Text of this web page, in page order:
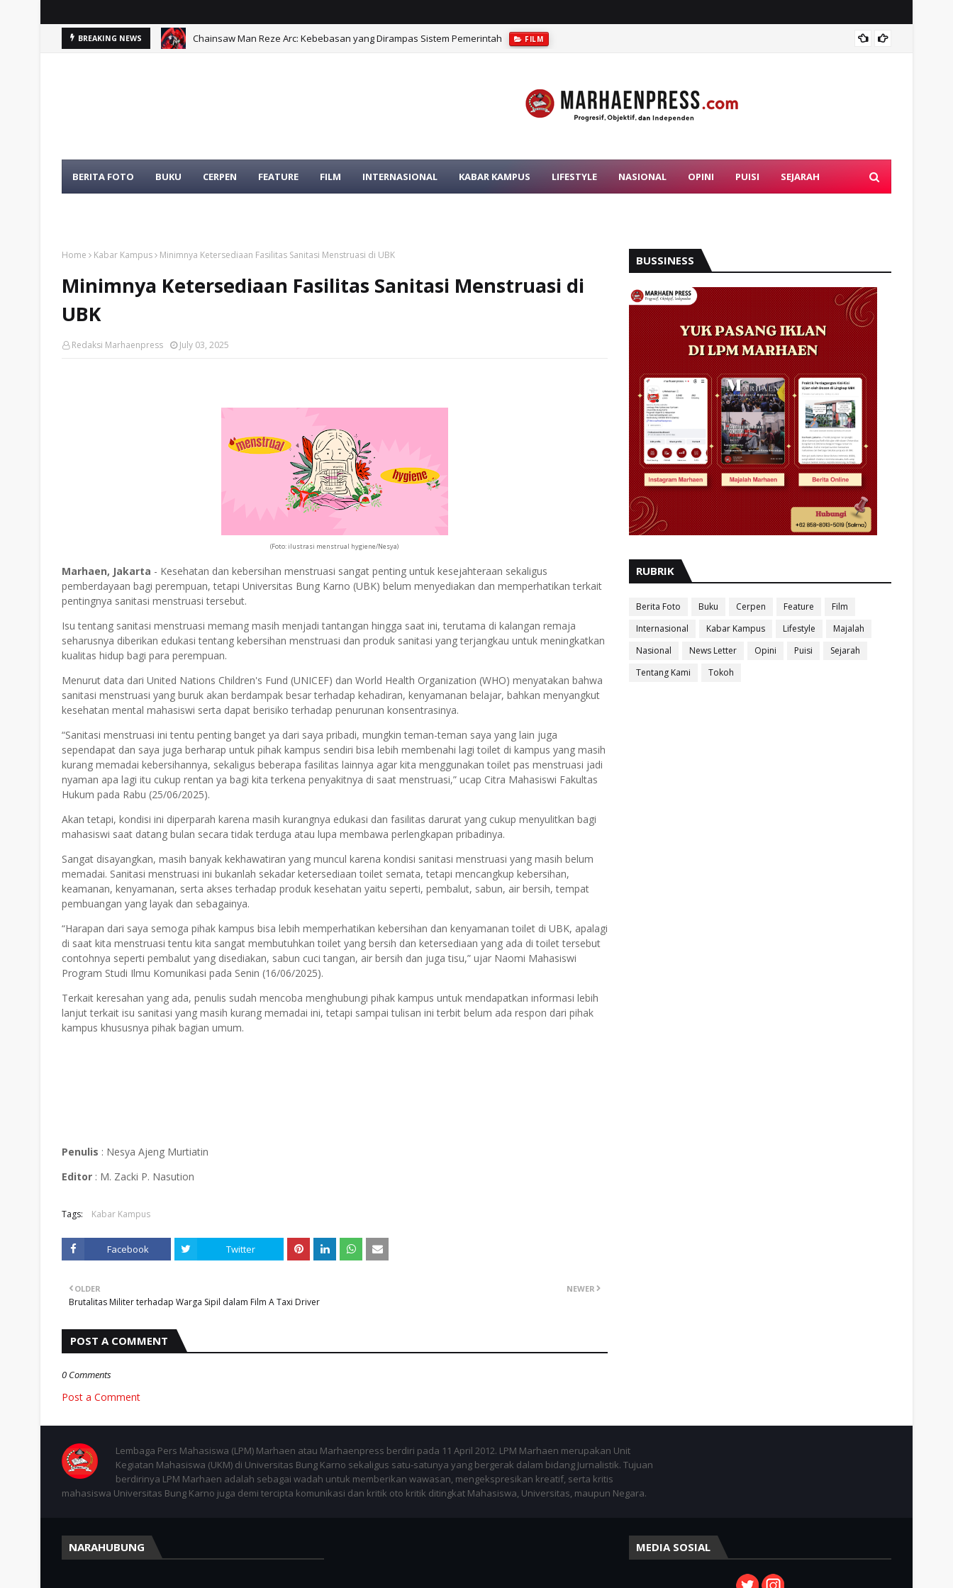
BREAKING NEWS
Chainsaw Man Reze Arc: Kebebasan yang Dirampas Sistem Pemerintah FILM
Problematika Pelibatan Aparat dalam Pengawasan Pajak
BERITA FOTO BUKU CERPEN FEATURE FILM INTERNASIONAL KABAR KAMPUS LIFESTYLE NASIONAL OPINI PUISI SEJARAH
Home Kabar Kampus Minimnya Ketersediaan Fasilitas Sanitasi Menstruasi di UBK
Minimnya Ketersediaan Fasilitas Sanitasi Menstruasi di
UBK
Redaksi Marhaenpress July 03, 2025
(Foto: ilustrasi menstrual hygiene/Nesya)
Marhaen, Jakarta - Kesehatan dan kebersihan menstruasi sangat penting untuk kesejahteraan sekaligus
pemberdayaan bagi perempuan, tetapi Universitas Bung Karno (UBK) belum menyediakan dan memperhatikan terkait
pentingnya sanitasi menstruasi tersebut.
Isu tentang sanitasi menstruasi memang masih menjadi tantangan hingga saat ini, terutama di kalangan remaja
seharusnya diberikan edukasi tentang kebersihan menstruasi dan produk sanitasi yang terjangkau untuk meningkatkan
kualitas hidup bagi para perempuan.
Menurut data dari United Nations Children's Fund (UNICEF) dan World Health Organization (WHO) menyatakan bahwa
sanitasi menstruasi yang buruk akan berdampak besar terhadap kehadiran, kenyamanan belajar, bahkan menyangkut
kesehatan mental mahasiswi serta dapat berisiko terhadap penurunan konsentrasinya.
“Sanitasi menstruasi ini tentu penting banget ya dari saya pribadi, mungkin teman-teman saya yang lain juga
sependapat dan saya juga berharap untuk pihak kampus sendiri bisa lebih membenahi lagi toilet di kampus yang masih
kurang memadai kebersihannya, sekaligus beberapa fasilitas lainnya agar kita menggunakan toilet pas menstruasi jadi
nyaman apa lagi itu cukup rentan ya bagi kita terkena penyakitnya di saat menstruasi,” ucap Citra Mahasiswi Fakultas
Hukum pada Rabu (25/06/2025).
Akan tetapi, kondisi ini diperparah karena masih kurangnya edukasi dan fasilitas darurat yang cukup menyulitkan bagi
mahasiswi saat datang bulan secara tidak terduga atau lupa membawa perlengkapan pribadinya.
Sangat disayangkan, masih banyak kekhawatiran yang muncul karena kondisi sanitasi menstruasi yang masih belum
memadai. Sanitasi menstruasi ini bukanlah sekadar ketersediaan toilet semata, tetapi mencangkup kebersihan,
keamanan, kenyamanan, serta akses terhadap produk kesehatan yaitu seperti, pembalut, sabun, air bersih, tempat
pembuangan yang layak dan sebagainya.
“Harapan dari saya semoga pihak kampus bisa lebih memperhatikan kebersihan dan kenyamanan toilet di UBK, apalagi
di saat kita menstruasi tentu kita sangat membutuhkan toilet yang bersih dan ketersediaan yang ada di toilet tersebut
contohnya seperti pembalut yang disediakan, sabun cuci tangan, air bersih dan juga tisu,” ujar Naomi Mahasiswi
Program Studi Ilmu Komunikasi pada Senin (16/06/2025).
Terkait keresahan yang ada, penulis sudah mencoba menghubungi pihak kampus untuk mendapatkan informasi lebih
lanjut terkait isu sanitasi yang masih kurang memadai ini, tetapi sampai tulisan ini terbit belum ada respon dari pihak
kampus khususnya pihak bagian umum.
Penulis : Nesya Ajeng Murtiatin
Editor : M. Zacki P. Nasution
Tags: Kabar Kampus
Facebook Twitter
NEWER
OLDER
Brutalitas Militer terhadap Warga Sipil dalam Film A Taxi Driver
POST A COMMENT
0 Comments
Post a Comment
BUSSINESS
RUBRIK
Berita Foto Buku Cerpen Feature
Film
Internasional
Kabar Kampus Lifestyle
Majalah
Nasional
News Letter Opini Puisi
Sejarah
Tentang Kami
Tokoh
Lembaga Pers Mahasiswa (LPM) Marhaen atau Marhaenpress berdiri pada 11 April 2012. LPM Marhaen merupakan Unit
Kegiatan Mahasiswa (UKM) di Universitas Bung Karno sekaligus satu-satunya yang bergerak dalam bidang Jurnalistik. Tujuan
berdirinya LPM Marhaen adalah sebagai wadah untuk memberikan wawasan, mengekspresikan kreatif, serta kritis
mahasiswa Universitas Bung Karno juga demi tercipta komunikasi dan kritik oto kritik ditingkat Mahasiswa, Universitas, maupun Negara.
NARAHUBUNG MEDIA SOSIAL